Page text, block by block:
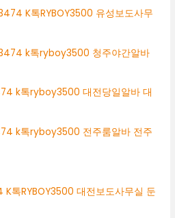
K톡RYBOY3500 유성보도사무
k톡ryboy3500 청주야간알바
k톡ryboy3500 대전당일알바 대
k톡ryboy3500 전주룸알바 전주
톡RYBOY3500 대전보도사무실 둔